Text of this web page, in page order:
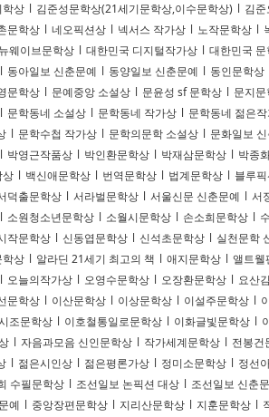
학상 l 김준성문학상(21세기문학상,이수문학상) l 김
문학상 l 네오픽션상 l 넥서스 작가상 l 노작문학상 l
웨이브문학상 l 대한민국 디지털작가상 l 대한민국
l 동아일보 신춘문예 l 동양일보 신춘문예 l 동인문학상
문학상 l 문예중앙 소설상 l 문윤성 sf 문학상 l 문지
l 문학동네 소설상 l 문학동네 작가상 l 문학동네 젊은
l 문학수첩 작가상 l 문학의문학 소설상 l 문화일보
l 박영근작품상 l 박인환문학상 l 박재삼문학상 l 박종
상 l 백신애문학상 l 번역문학상 l 법계문학상 l 블루
덕출문학상 l 서라벌문학상 l 서울신문 신춘문예 l 서
l 소원청소년문학상 l 소월시문학상 l 손소희문학상 l
작문학상 l 신동엽문학상 l 신석초문학상 l 실천문학
학상 l 알라딘 21세기 최고의 책 l 애지문학상 l 앨트웰
l 오늘의작가상 l 오영수문학상 l 오장환문학상 l 요산
문학상 l 이산문학상 l 이상문학상 l 이설주문학상 l
조문학상 l 이호철통일로문학상 l 이화글빛문학상 l
l 자음과모음 신인문학상 l 작가세계문학상 l 전봉건
l 젊은시인상 l 젊은평론가상 l 정미소문학상 l 정선
수필문학상 l 조선일보 논픽션 대상 l 조선일보 신춘
예 l 중앙장편문학상 l 지리산문학상 l 지훈문학상 l